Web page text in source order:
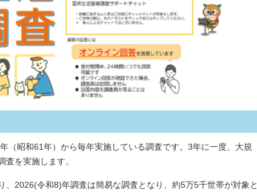
（昭和61年）から毎年実施している調査です。3年に一度、大規
を実施します。
、2026(令和8)年調査は簡易な調査となり、約5万5千世帯が対象と